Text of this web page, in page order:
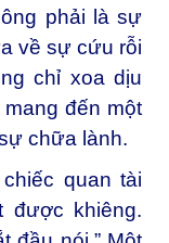
phải là sự
về sự cứu rỗi
chỉ xoa dịu
đến một
chữa lành.
quan tài
được khiêng.